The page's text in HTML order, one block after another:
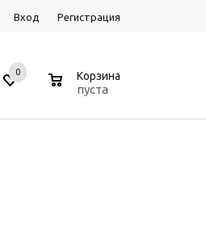
Вход Регистрация
0 Корзина
пуста